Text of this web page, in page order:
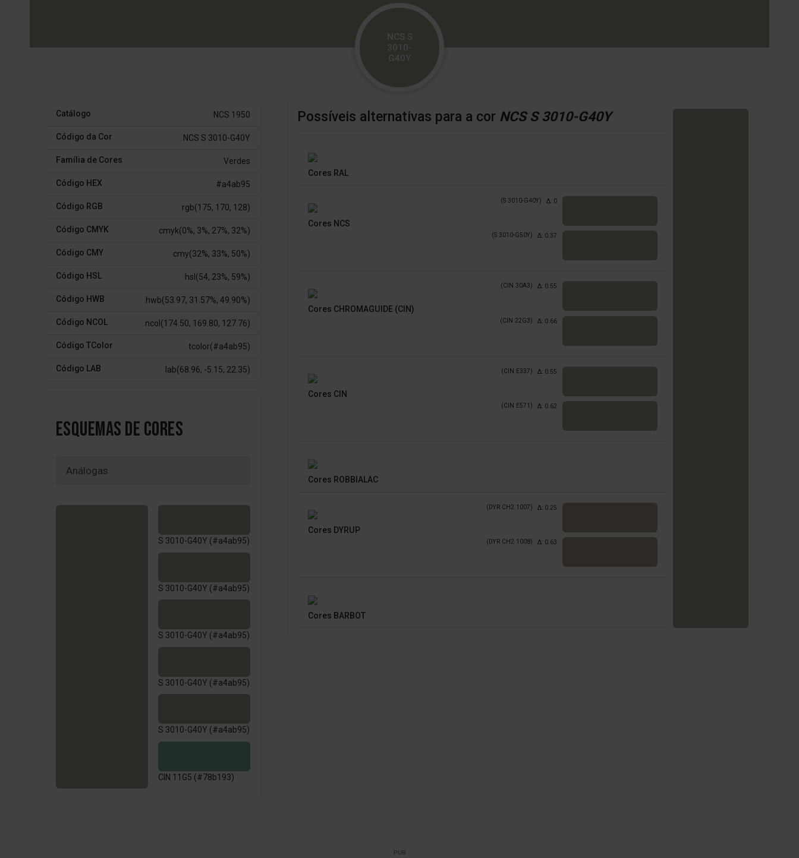
NCS S
3010-
G40Y
Catálogo NCS 1950
Código da Cor NCS S 3010-G40Y
Família de Cores Verdes
Código HEX #a4ab95
Código RGB rgb(175, 170, 128)
Código CMYK cmyk(0%, 3%, 27%, 32%)
Código CMY cmy(32%, 33%, 50%)
Código HSL hsl(54, 23%, 59%)
Código HWB hwb(53.97, 31.57%, 49.90%)
Código NCOL ncol(174.50, 169.80, 127.76)
Código TColor tcolor(#a4ab95)
Código LAB lab(68.96, -5.15, 22.35)
ESQUEMAS DE CORES
S 3010-G40Y (#a4ab95)
S 3010-G40Y (#a4ab95)
S 3010-G40Y (#a4ab95)
S 3010-G40Y (#a4ab95)
S 3010-G40Y (#a4ab95)
CIN 11G5 (#78b193)
Possíveis alternativas para a cor NCS S 3010-G40Y
Cores RAL
Cores NCS
(S 3010-G40Y) Δ: 0
(S 3010-G50Y) Δ: 0.37
Cores CHROMAGUIDE (CIN)
(CIN 30A3) Δ: 0.55
(CIN 22G3) Δ: 0.66
Cores CIN
(CIN E337) Δ: 0.55
(CIN E571) Δ: 0.62
Cores ROBBIALAC
Cores DYRUP
(DYR CH2 1007) Δ: 0.25
(DYR CH2 1008) Δ: 0.63
Cores BARBOT